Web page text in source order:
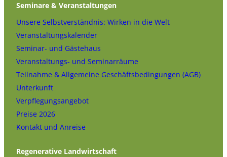
Seminare & Veranstaltungen
Unsere Selbstverständnis: Wirken in die Welt
Veranstaltungskalender
Seminar- und Gästehaus
Veranstaltungs- und Seminarräume
Teilnahme & Allgemeine Geschäftsbedingungen (AGB)
Unterkunft
Verpflegungsangebot
Preise 2026
Kontakt und Anreise
Regenerative Landwirtschaft